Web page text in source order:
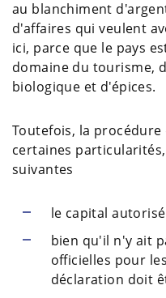
au blanchiment
d'affaires qui veulent
ici, parce que le pays
domaine du tourisme,
biologique et d'épices.
Toutefois, la
certaines
suivantes
le capital
bien qu'il n'y ait
officielles pour
déclaration doit